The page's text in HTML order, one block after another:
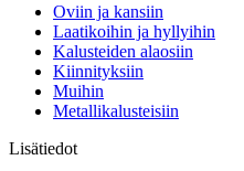
Oviin ja kansiin
Laatikoihin ja hyllyihin
Kalusteiden alaosiin
Kiinnityksiin
Muihin
Metallikalusteisiin
Lisätiedot